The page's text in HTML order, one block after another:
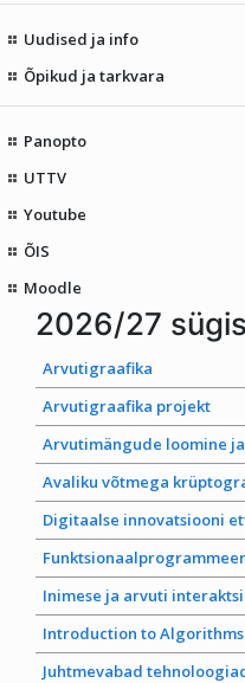
Uudised ja info
Õpikud ja tarkvara
Panopto
UTTV
Youtube
ÕIS
Moodle
2026/27 sügis
Arvutigraafika
Arvutigraafika projekt
Arvutimängude loomine
Avaliku võtmega
Digitaalse innovatsiooni
Inimese ja arvuti
Introduction to
Juhtmevabad